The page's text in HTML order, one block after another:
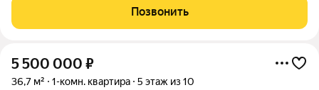
располoженный по адресу: г. Ульяновск, улица Транспортная,
д.1. Непоcpeдственная
Позвонить
5 500 000 ₽
36,7 м² 1-комн. квартира 5 этаж из 10